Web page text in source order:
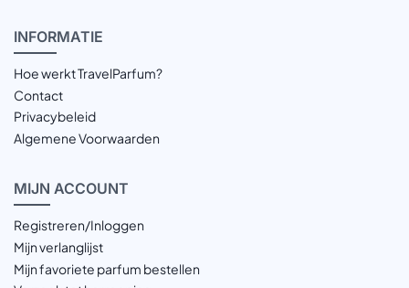
INFORMATIE
Hoe werkt TravelParfum?
Contact
Privacybeleid
Algemene Voorwaarden
MIJN ACCOUNT
Registreren/Inloggen
Mijn verlanglijst
Mijn favoriete parfum bestellen